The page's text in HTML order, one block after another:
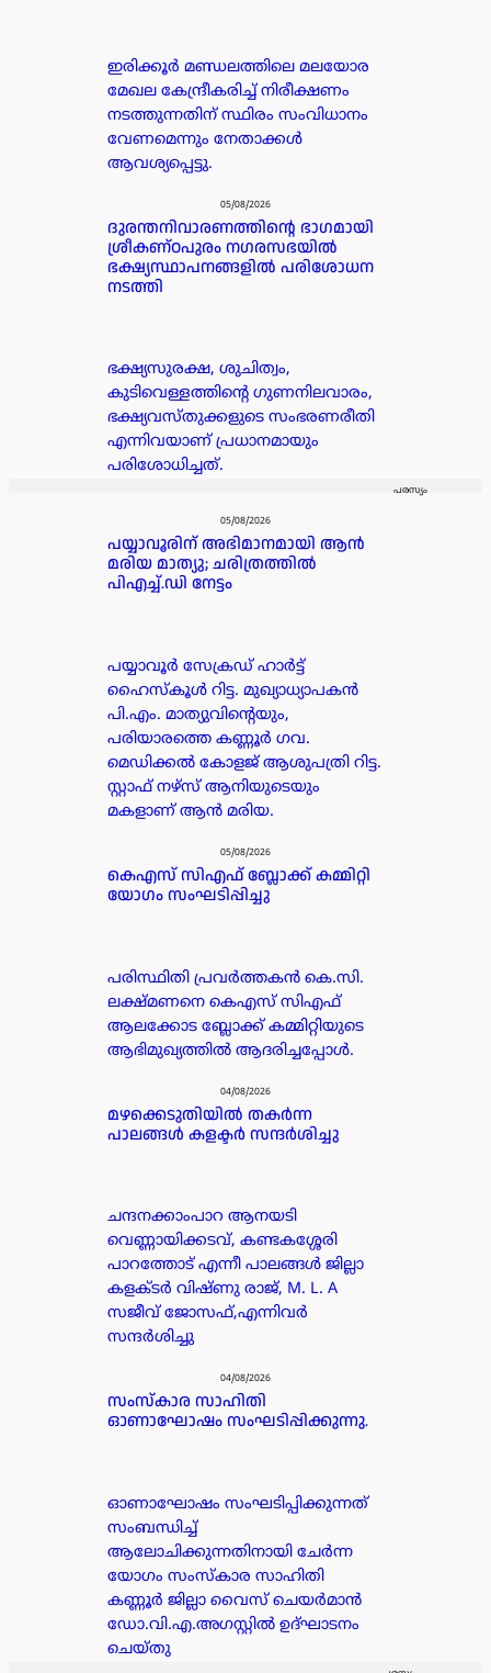
ഇരിക്കൂർ മണ്ഡലത്തിലെ മലയോര
മേഖല കേന്ദ്രീകരിച്ച് നിരീക്ഷണം
നടത്തുന്നതിന് സ്ഥിരം സംവിധാനം
വേണമെന്നും നേതാക്കൾ
ആവശ്യപ്പെട്ടു.
05/08/2026
ദുരന്തനിവാരണത്തിന്റെ ഭാഗമായി
ശ്രീകണ്ഠപുരം നഗരസഭയിൽ
ഭക്ഷ്യസ്ഥാപനങ്ങളിൽ പരിശോധന
നടത്തി
ഭക്ഷ്യസുരക്ഷ, ശുചിത്വം,
കുടിവെള്ളത്തിന്റെ ഗുണനിലവാരം,
ഭക്ഷ്യവസ്തുക്കളുടെ സംഭരണരീതി
എന്നിവയാണ് പ്രധാനമായും
പരിശോധിച്ചത്.
പരസ്യം
05/08/2026
പയ്യാവൂരിന് അഭിമാനമായി ആൻ
മരിയ മാത്യു; ചരിത്രത്തിൽ
പിഎച്ച്.ഡി നേട്ടം
പയ്യാവൂർ സേക്രഡ് ഹാർട്ട്
ഹൈസ്കൂൾ റിട്ട. മുഖ്യാധ്യാപകൻ
പി.എം. മാത്യുവിന്റെയും,
പരിയാരത്തെ കണ്ണൂർ ഗവ.
മെഡിക്കൽ കോളജ് ആശുപത്രി റിട്ട.
സ്റ്റാഫ് നഴ്സ് ആനിയുടെയും
മകളാണ് ആൻ മരിയ.
05/08/2026
കെഎസ് സിഎഫ് ബ്ലോക്ക് കമ്മിറ്റി
യോഗം സംഘടിപ്പിച്ചു
പരിസ്ഥിതി പ്രവർത്തകൻ കെ.സി.
ലക്ഷ്മണനെ കെഎസ് സിഎഫ്
ആലക്കോട ബ്ലോക്ക് കമ്മിറ്റിയുടെ
ആഭിമുഖ്യത്തിൽ ആദരിച്ചപ്പോൾ.
04/08/2026
മഴക്കെടുതിയിൽ തകർന്ന
പാലങ്ങൾ കളക്ടർ സന്ദർശിച്ചു
ചന്ദനക്കാംപാറ ആനയടി
വെണ്ണായിക്കടവ്, കണ്ടകശ്ശേരി
പാറത്തോട് എന്നീ പാലങ്ങൾ ജില്ലാ
കളക്ടർ വിഷ്ണു രാജ്, M. L. A
സജീവ് ജോസഫ്,എന്നിവർ
സന്ദർശിച്ചു
04/08/2026
സംസ്കാര സാഹിതി
ഓണാഘോഷം സംഘടിപ്പിക്കുന്നു.
ഓണാഘോഷം സംഘടിപ്പിക്കുന്നത്
സംബന്ധിച്ച്
ആലോചിക്കുന്നതിനായി ചേർന്ന
യോഗം സംസ്കാര സാഹിതി
കണ്ണൂർ ജില്ലാ വൈസ് ചെയർമാൻ
ഡോ.വി.എ.അഗസ്റ്റിൽ ഉദ്ഘാടനം
ചെയ്തു